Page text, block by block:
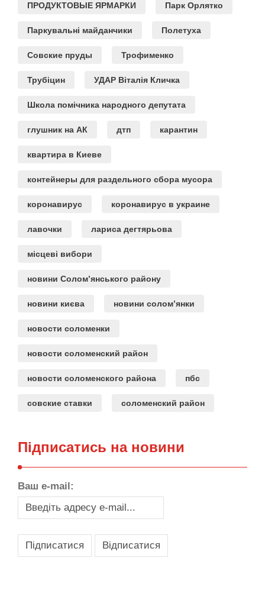
ПРОДУКТОВЫЕ ЯРМАРКИ Парк Орлятко
Паркувальні майданчики Полетуха
Совские пруды Трофименко
Трубіцин УДАР Віталія Кличка
Школа помічника народного депутата
глушник на АК дтп карантин
квартира в Киеве
контейнеры для раздельного сбора мусора
коронавирус коронавирус в украине
лавочки лариса дегтярьова
місцеві вибори
новини Солом’янського району
новини києва новини солом’янки
новости соломенки
новости соломенский район
новости соломенского района пбс
совские ставки соломенский район
Підписатись на новини
Ваш e-mail: